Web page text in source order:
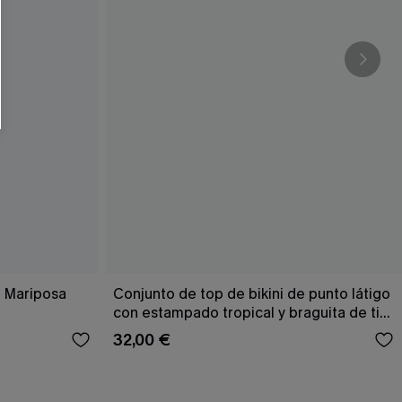
Conjunto de top de bikini de punto látigo
con estampado tropical y braguita de tiro
alto
32,00 €
formulario, usted acepta nuestros
de Cupshe en cualquier momento del
y ofertas adaptados a su perfil.